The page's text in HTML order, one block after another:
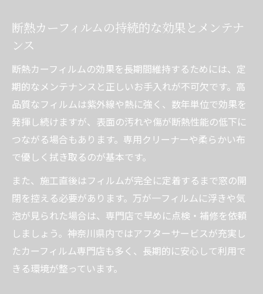
断熱カーフィルムの持続的な効果とメンテナ
ンス
断熱カーフィルムの効果を長期間維持するためには、定
期的なメンテナンスと正しいお手入れが不可欠です。高
品質なフィルムは紫外線や熱に強く、数年単位で効果を
発揮し続けますが、表面の汚れや傷が断熱性能の低下に
つながる場合もあります。専用クリーナーや柔らかい布
で優しく拭き取るのが基本です。
また、施工直後はフィルムが完全に定着するまで窓の開
閉を控える必要があります。万が一フィルムに浮きや気
泡が見られた場合は、専門店で早めに点検・補修を依頼
しましょう。神奈川県内ではアフターサービスが充実し
たカーフィルム専門店も多く、長期的に安心して利用で
きる環境が整っています。